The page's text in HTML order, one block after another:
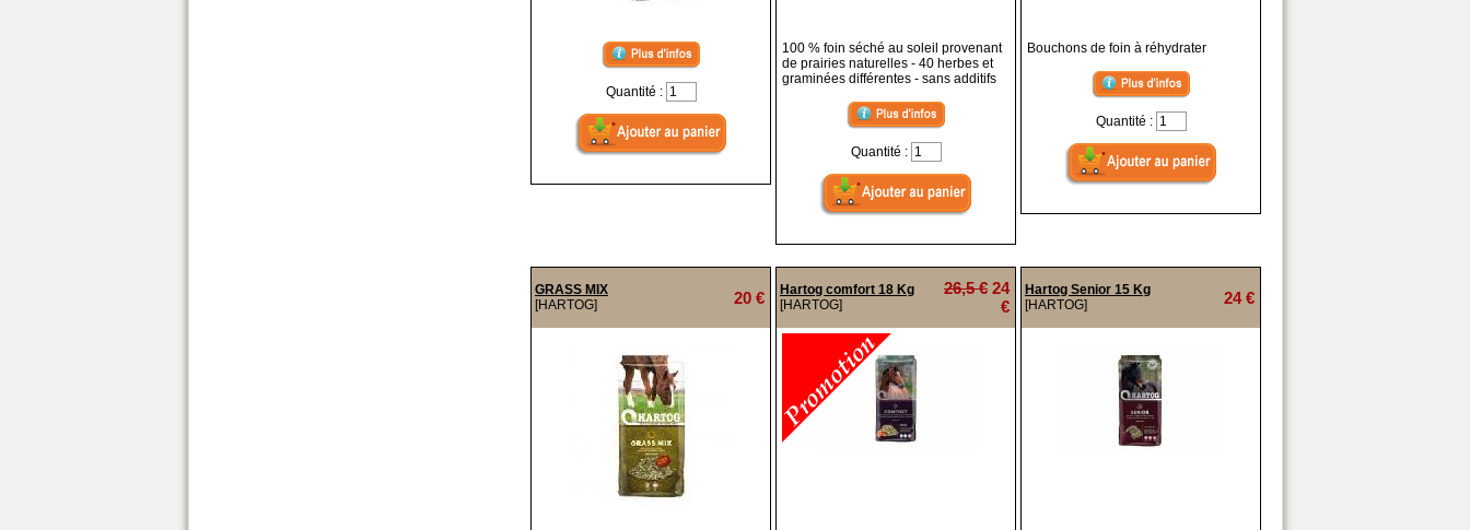
Quantité :
100 % foin séché au soleil provenant
de prairies naturelles - 40 herbes et
graminées différentes - sans additifs
Quantité :
Bouchons de foin à réhydrater
Quantité :
GRASS MIX
[HARTOG]
20 €
Hartog comfort 18 Kg
[HARTOG]
26,5 € 24
€
Hartog Senior 15 Kg
[HARTOG]
24 €